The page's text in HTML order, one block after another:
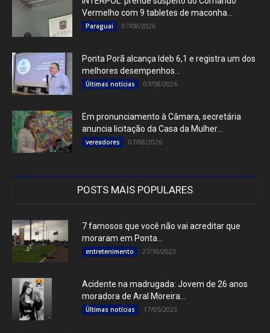
Vermelho com 9 tabletes de maconha...
Paraguai 07/08/2026
Ponta Porã alcança Ideb 6,1 e registra um dos
melhores desempenhos...
Últimas notícias 07/08/2026
Em pronunciamento à Câmara, secretária
anuncia licitação da Casa da Mulher...
vereadores 07/08/2026
POSTS MAIS POPULARES
7 famosos que você não vai acreditar que
moraram em Ponta...
entretenimento 27/10/2023
Acidente na madrugada: Jovem de 26 anos
moradora de Aral Moreira...
Últimas notícias 17/05/2023